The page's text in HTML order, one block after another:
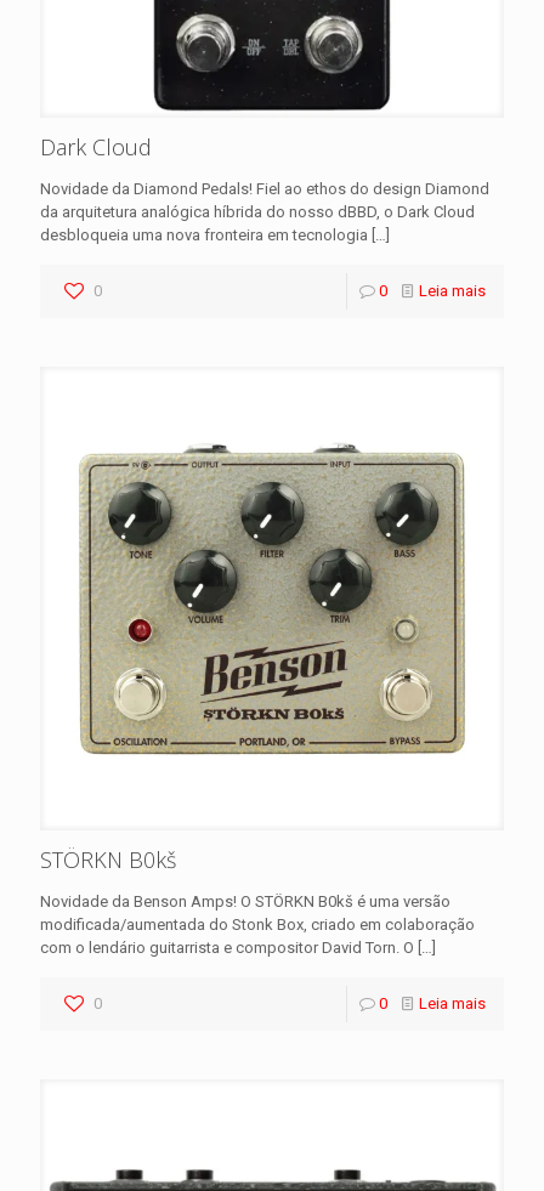
Dark Cloud
Novidade da Diamond Pedals! Fiel ao ethos do design Diamond
da arquitetura analógica híbrida do nosso dBBD, o Dark Cloud
desbloqueia uma nova fronteira em tecnologia […]
0 0 Leia mais
STÖRKN B0kš
Novidade da Benson Amps! O STÖRKN B0kš é uma versão
modificada/aumentada do Stonk Box, criado em colaboração
com o lendário guitarrista e compositor David Torn. O […]
0 0 Leia mais